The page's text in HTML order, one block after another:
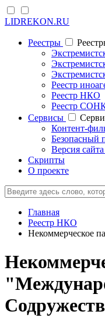
LIDREKON.RU
Реестры
Реестр
Реестр НКО
Реестр
Cервисы
Контент-
Безопасный
Версия
Скрипты
О проекте
Главная
Реестр НКО
Некоммерческое